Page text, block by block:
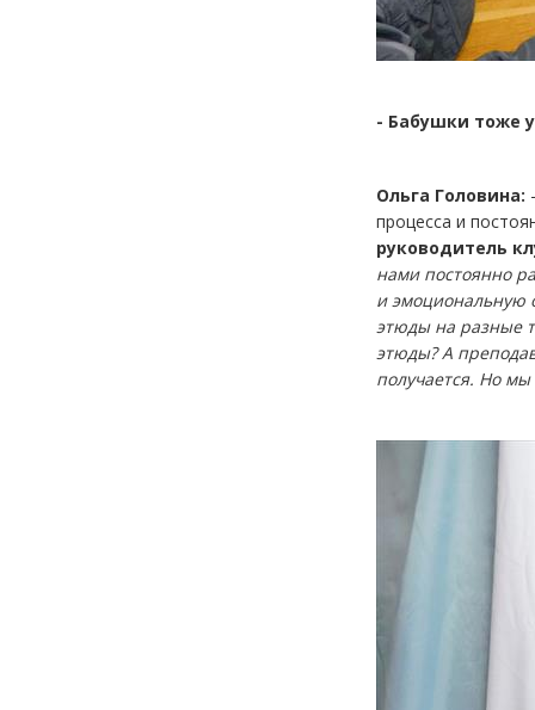
- Бабушки тоже
Ольга Головина:
процесса и
руководитель
нами постоянно
и эмоциональную
этюды на разные
этюды? А
получается. Но мы